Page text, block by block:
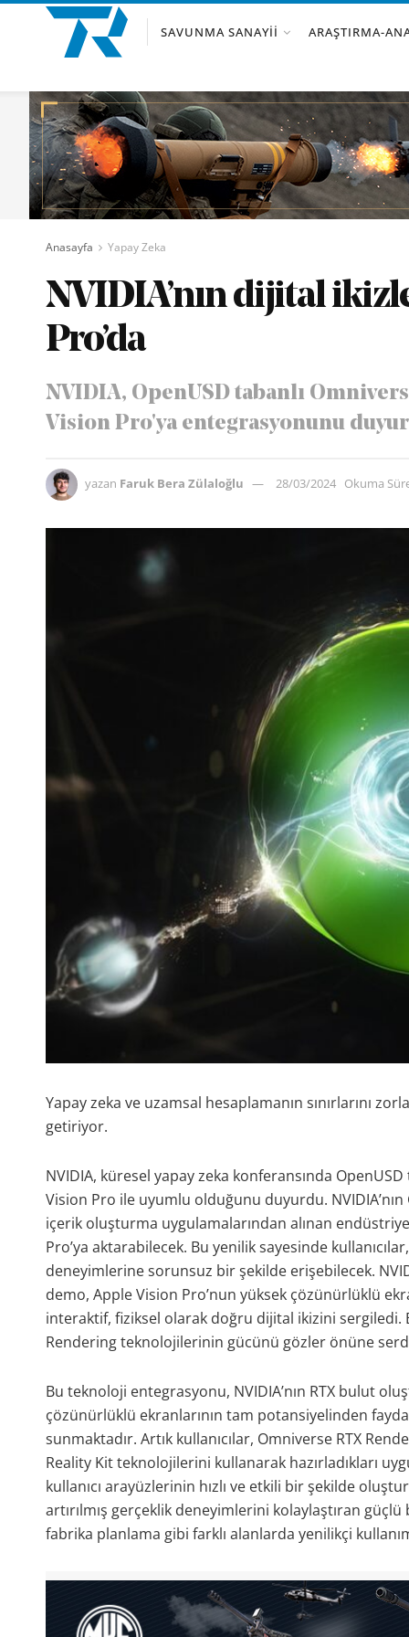
SAVUNMA SANAYII ARAŞTIRMA-
Anasayfa Yapay Zeka
NVIDIA’nın dijital
Pro’da
NVIDIA, OpenUSD tabanlı
Vision Pro'ya entegrasyonunu
yazan Faruk Bera Zülaloğlu 28/03/2024 Okuma
Yapay zeka ve uzamsal hesaplamanın sınırlarını
getiriyor.
NVIDIA, küresel yapay zeka konferansında
Vision Pro ile uyumlu olduğunu duyurdu. NVIDIA’nın
içerik oluşturma uygulamalarından alınan
Pro’ya aktarabilecek. Bu yenilik sayesinde
deneyimlerine sorunsuz bir şekilde erişebilecek.
demo, Apple Vision Pro’nun yüksek çözünürlüklü
interaktif, fiziksel olarak doğru dijital ikizini sergiledi.
Rendering teknolojilerinin gücünü gözler önüne
Bu teknoloji entegrasyonu, NVIDIA’nın RTX bulut
çözünürlüklü ekranlarının tam potansiyelinden
sunmaktadır. Artık kullanıcılar, Omniverse RTX
Reality Kit teknolojilerini kullanarak hazırladıkları
kullanıcı arayüzlerinin hızlı ve etkili bir şekilde
artırılmış gerçeklik deneyimlerini kolaylaştıran
fabrika planlama gibi farklı alanlarda yenilikçi